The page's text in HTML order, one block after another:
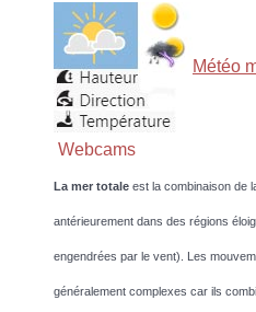
Météo
Webcams
La mer totale est la combinaison de
antérieurement dans des régions
engendrées par le vent). Les
généralement complexes car ils